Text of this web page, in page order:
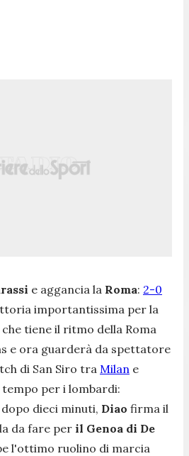
e aggancia la Roma: 2-0
importantissima per la
che tiene il ritmo della Roma
e ora guarderà da spettatore
di San Siro tra Milan e
per i lombardi:
dieci minuti, Diao firma il
da fare per il Genoa di De
l'ottimo ruolino di marcia